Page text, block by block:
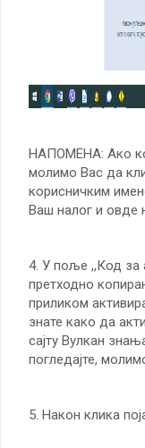
НАПОМЕНА: Ако
молимо Вас да
корисничким
Ваш налог и овде
4. У поље ,,Код за
претходно
приликом
знате како да
сајту Вулкан
погледајте,
5. Након клика